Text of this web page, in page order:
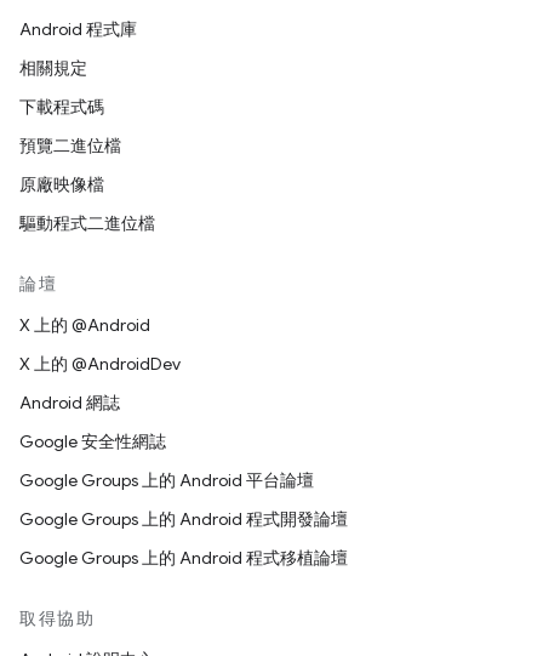
Android 程式庫
相關規定
下載程式碼
預覽二進位檔
原廠映像檔
驅動程式二進位檔
論壇
X 上的 @Android
X 上的 @AndroidDev
Android 網誌
Google 安全性網誌
Google Groups 上的 Android 平台論壇
Google Groups 上的 Android 程式開發論壇
Google Groups 上的 Android 程式移植論壇
取得協助